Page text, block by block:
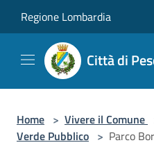
Regione Lombardia
Città di
Home > Vivere il Comune
Verde Pubblico > Parco